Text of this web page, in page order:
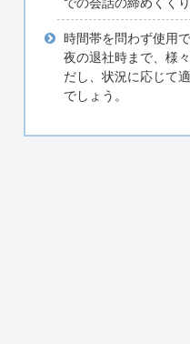
での会話の締めくく
時間帯を問わず使用
夜の退社時まで、様
だし、状況に応じて
でしょう。